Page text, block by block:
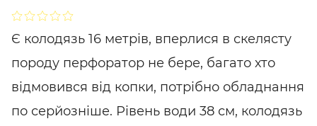
Є колодязь 16 метрів, вперлися в скелясту
породу перфоратор не бере, багато хто
відмовився від копки, потрібно обладнання
по серйозніше. Рівень води 38 см, колодязь